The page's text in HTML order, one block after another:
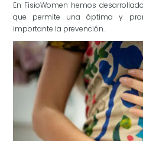
En FisioWomen hemos
que permite una óptima y
importante la prevención.